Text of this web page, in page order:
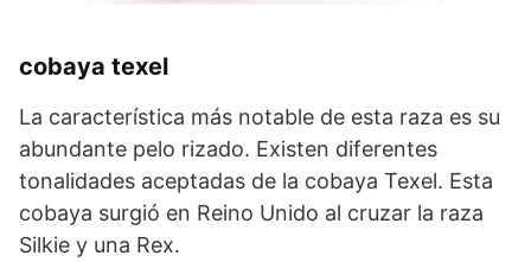
cobaya texel
La característica más notable de esta raza es su
abundante pelo rizado. Existen diferentes
tonalidades aceptadas de la cobaya Texel. Esta
cobaya surgió en Reino Unido al cruzar la raza
Silkie y una Rex.